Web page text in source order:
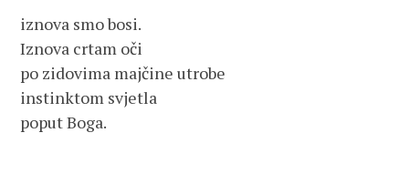
iznova smo bosi.
Iznova crtam oči
po zidovima majčine utrobe
instinktom svjetla
poput Boga.